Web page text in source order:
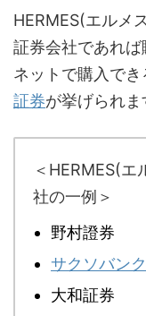
HERMES(エルメ
証券会社であれば
ネットで購入で
証券が挙げられま
＜HERMES(
社の一例＞
野村證券
サクソバン
大和証券